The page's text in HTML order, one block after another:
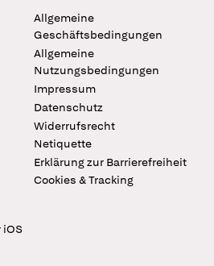
Allgemeine
Geschäftsbedingungen
Allgemeine
Nutzungsbedingungen
Impressum
Datenschutz
Widerrufsrecht
Netiquette
Erklärung zur Barrierefreiheit
Cookies & Tracking